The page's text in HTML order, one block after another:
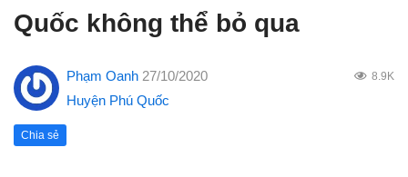
Quốc không thể bỏ qua
Phạm Oanh 27/10/2020 8.9K
Huyện Phú Quốc
Chia sẻ